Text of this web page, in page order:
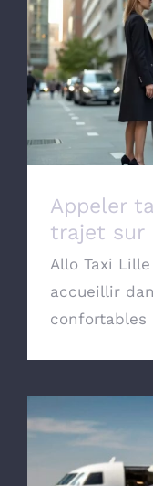
Appeler
Appeler
trajet sur
Allo Taxi
accueillir
confortables